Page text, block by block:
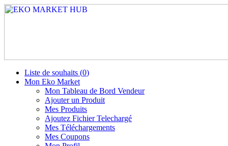
Liste de souhaits (0)
Mon Eko Market
Mon Tableau de Bord Vendeur
Ajouter un Produit
Mes Produits
Ajoutez Fichier Telechargé
Mes Téléchargements
Mes Coupons